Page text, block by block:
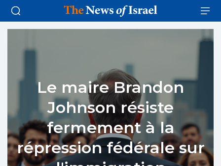
Le maire Brandon
Johnson résiste
fermement à la
répression fédérale sur